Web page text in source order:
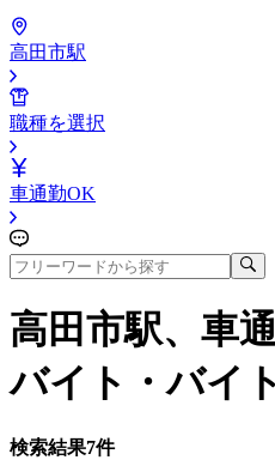
高田市駅
職種を選択
車通勤OK
高田市駅、車
バイト・バイ
検索結果7件